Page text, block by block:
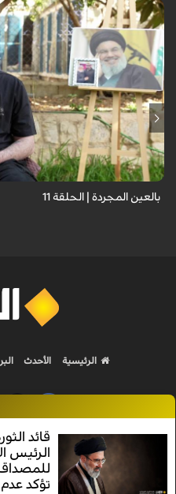
برنامج "بالعين المجردة" هو توثيق
حيث نستمع فيه إلى شهاداتٍ حيّةٍ
بعيونهم ت...
بالعين المجردة | الحلقة 11
قائد
الرئيس
تؤكد
الرئيسية الأحدث
V | Badr5 12284 V